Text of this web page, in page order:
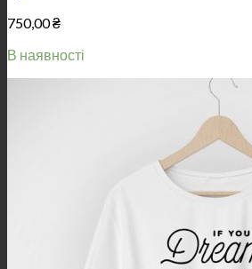
750,00₴
В наявності